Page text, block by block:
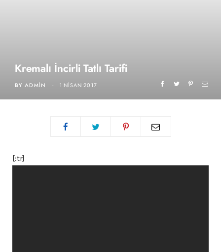
Kremalı İncirli Tatlı Tarifi
BY ADMIN 1 NISAN 2017
[:tr]